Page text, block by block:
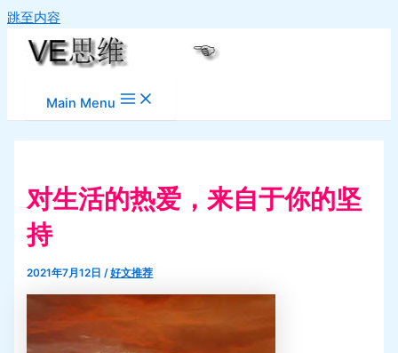
跳至内容
Main Menu
对生活的热爱，来自于你的坚
持
2021年7月12日/好文推荐